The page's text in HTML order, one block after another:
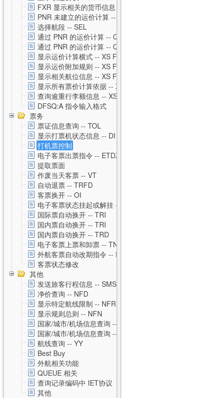
FXR 显示相关的货币信息 -- XS FXR
PNR 未建立的运价计算 -- XS FSP
选择航段 -- SEL
通过 PNR 的运价计算 -- QTE
通过 PNR 的运价计算 -- QTE 私有运价
显示运价计算横式 -- XS FSQ
显示运价附加规则 -- XS FSG
显示相关航位信息 -- XS FSS
显示所有票价计算依据 -- XS FSU
查询逾重行李额信息 -- XS FSB
DFSQ:A 指令输入格式
票务
票证信息查询 -- TOL
显示打票机状态信息 -- DI
打机票控制
电子客票出票指令 -- ETDZ
提取票面
作废当天客票 -- VT
自动退票 -- TRFD
客票换开 -- OI
电子客票状态挂起或解挂 -- TSS
国际票自动换开 -- TRI
国内票自动换开 -- TRI
国内票自动换开 -- TRD
电子客票上票和卸票 -- TN
外航客票自动改期指令 -- RVAL
客票状态修改
其他
发送旅客行程信息 -- SMS
净价查询 -- NFD
显示特定航线限制 -- NFR
显示规则总则 -- NFN
国家/城市/机场信息查询 -- CNTZ
国家/城市/机场信息查询 -- CNTD
航线查询 -- YY
Best Buy
外航相关功能
QUEUE 相关
查询记录编码中 IET协议
其他